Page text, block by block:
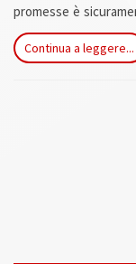
promesse è
senza però
Continua a leggere...